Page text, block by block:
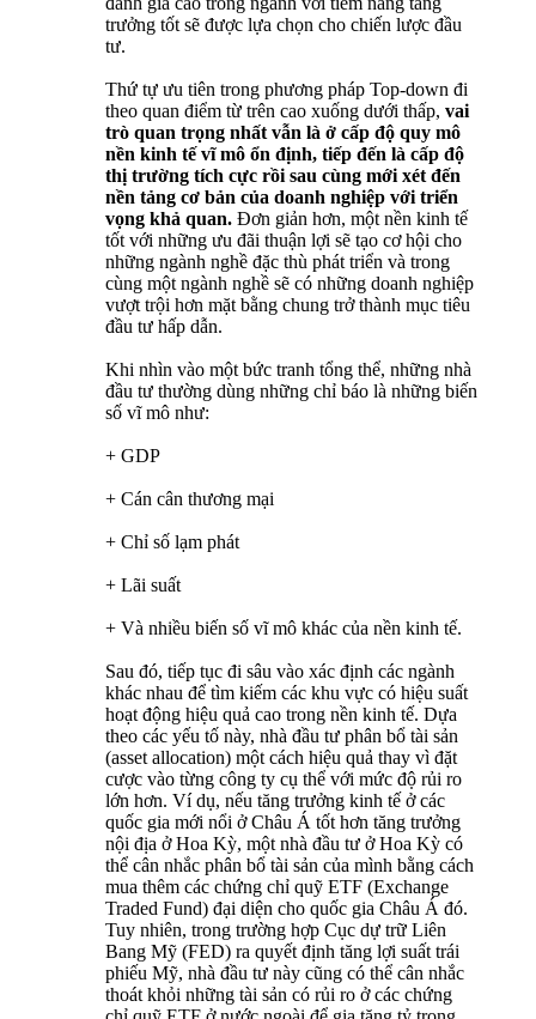
trưởng tốt sẽ được lựa chọn cho chiến lược đầu
tư.
Thứ tự ưu tiên trong phương pháp Top-down đi
theo quan điểm từ trên cao xuống dưới thấp, vai
trò quan trọng nhất vẫn là ở cấp độ quy mô
nền kinh tế vĩ mô ổn định, tiếp đến là cấp độ
thị trường tích cực rồi sau cùng mới xét đến
nền tảng cơ bản của doanh nghiệp với triển
vọng khả quan. Đơn giản hơn, một nền kinh tế
tốt với những ưu đãi thuận lợi sẽ tạo cơ hội cho
những ngành nghề đặc thù phát triển và trong
cùng một ngành nghề sẽ có những doanh nghiệp
vượt trội hơn mặt bằng chung trở thành mục tiêu
đầu tư hấp dẫn.
Khi nhìn vào một bức tranh tổng thể, những nhà
đầu tư thường dùng những chỉ báo là những biến
số vĩ mô như:
+ GDP
+ Cán cân thương mại
+ Chỉ số lạm phát
+ Lãi suất
+ Và nhiều biến số vĩ mô khác của nền kinh tế.
Sau đó, tiếp tục đi sâu vào xác định các ngành
khác nhau để tìm kiếm các khu vực có hiệu suất
hoạt động hiệu quả cao trong nền kinh tế. Dựa
theo các yếu tố này, nhà đầu tư phân bổ tài sản
(asset allocation) một cách hiệu quả thay vì đặt
cược vào từng công ty cụ thể với mức độ rủi ro
lớn hơn. Ví dụ, nếu tăng trưởng kinh tế ở các
quốc gia mới nổi ở Châu Á tốt hơn tăng trưởng
nội địa ở Hoa Kỳ, một nhà đầu tư ở Hoa Kỳ có
thể cân nhắc phân bổ tài sản của mình bằng cách
mua thêm các chứng chỉ quỹ ETF (Exchange
Traded Fund) đại diện cho quốc gia Châu Á đó.
Tuy nhiên, trong trường hợp Cục dự trữ Liên
Bang Mỹ (FED) ra quyết định tăng lợi suất trái
phiếu Mỹ, nhà đầu tư này cũng có thể cân nhắc
thoát khỏi những tài sản có rủi ro ở các chứng